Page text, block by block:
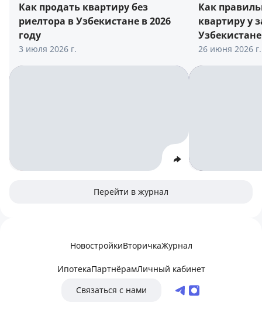
Как продать квартиру без
риелтора в Узбекистане в 2026
году
3 июля 2026 г.
Как
квартиру у
26 июня 2026 г.
Перейти в журнал
НовостройкиВторичкаЖурнал
ИпотекаПартнёрамЛичный кабинет
Связаться с нами